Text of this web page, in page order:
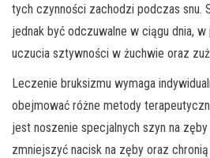
tych czynności zachodzi podczas snu.
jednak być odczuwalne w ciągu dnia, w
uczucia sztywności w żuchwie oraz
Leczenie bruksizmu wymaga
obejmować różne metody
jest noszenie specjalnych szyn na
zmniejszyć nacisk na zęby oraz